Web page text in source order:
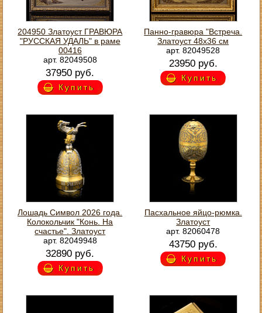
204950 Златоуст ГРАВЮРА
"РУССКАЯ УДАЛЬ" в раме
00416
арт. 82049508
37950 руб.
Купить
Панно-гравюра "Встреча.
Златоуст 48х36 см
арт. 82049528
23950 руб.
Купить
Лошадь Символ 2026 года.
Колокольчик "Конь. На
счастье". Златоуст
арт. 82049948
32890 руб.
Купить
Пасхальное яйцо-рюмка.
Златоуст
арт. 82060478
43750 руб.
Купить